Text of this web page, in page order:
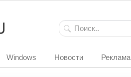
Windows Новости Реклама